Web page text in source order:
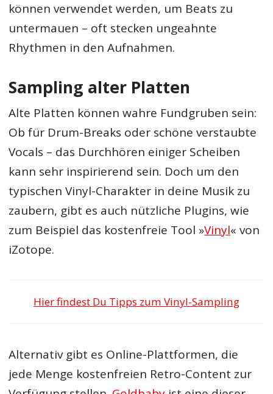
können verwendet werden, um Beats zu
untermauen – oft stecken ungeahnte
Rhythmen in den Aufnahmen.
Sampling alter Platten
Alte Platten können wahre Fundgruben sein:
Ob für Drum-Breaks oder schöne verstaubte
Vocals – das Durchhören einiger Scheiben
kann sehr inspirierend sein. Doch um den
typischen Vinyl-Charakter in deine Musik zu
zaubern, gibt es auch nützliche Plugins, wie
zum Beispiel das kostenfreie Tool »Vinyl« von
iZotope.
Hier findest Du Tipps zum Vinyl-Sampling
Alternativ gibt es Online-Plattformen, die
jede Menge kostenfreien Retro-Content zur